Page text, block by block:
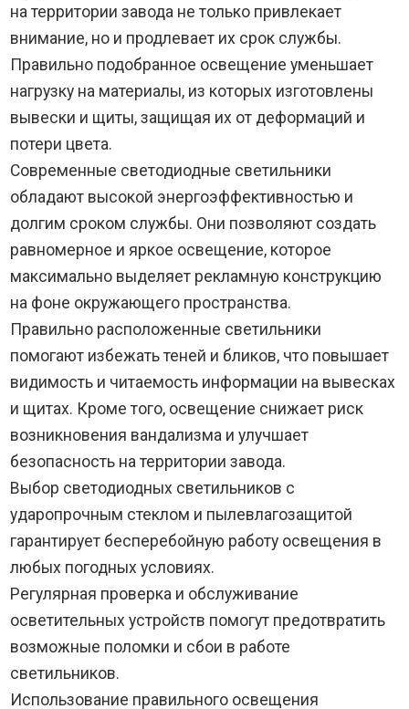
на территории завода не только привлекает
внимание, но и продлевает их срок службы.
Правильно подобранное освещение уменьшает
нагрузку на материалы, из которых изготовлены
вывески и щиты, защищая их от деформаций и
потери цвета.
Современные светодиодные светильники
обладают высокой энергоэффективностью и
долгим сроком службы. Они позволяют создать
равномерное и яркое освещение, которое
максимально выделяет рекламную конструкцию
на фоне окружающего пространства.
Правильно расположенные светильники
помогают избежать теней и бликов, что повышает
видимость и читаемость информации на вывесках
и щитах. Кроме того, освещение снижает риск
возникновения вандализма и улучшает
безопасность на территории завода.
Выбор светодиодных светильников с
ударопрочным стеклом и пылевлагозащитой
гарантирует бесперебойную работу освещения в
любых погодных условиях.
Регулярная проверка и обслуживание
осветительных устройств помогут предотвратить
возможные поломки и сбои в работе
светильников.
Использование правильного освещения